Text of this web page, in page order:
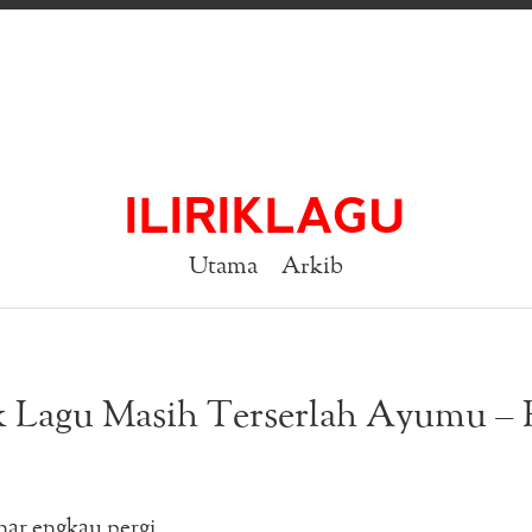
ILIRIKLAGU
Utama Arkib
Masih Terserlah Ayumu –
engkau pergi